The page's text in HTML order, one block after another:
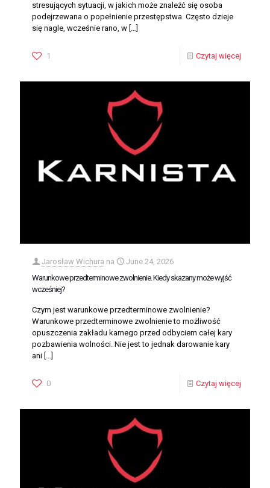
stresujących sytuacji, w jakich może znaleźć się osoba
podejrzewana o popełnienie przestępstwa. Często dzieje
się nagle, wcześnie rano, w
1 Czytaj więcej
Jarosław Wichura na
June 24, 2026
Warunkowe przedterminowe zwolnienie. Kiedy skazany może wyjść
wcześniej?
Czym jest warunkowe przedterminowe zwolnienie?
Warunkowe przedterminowe zwolnienie to możliwość
opuszczenia zakładu karnego przed odbyciem całej kary
pozbawienia wolności. Nie jest to jednak darowanie kary
ani
0 Czytaj więcej